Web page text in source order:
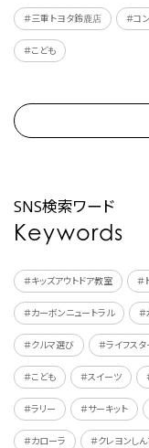
＃三重トヨタ鈴鹿店 ＃コ
＃こども
SNS検索ワード
Keywords
＃キッズアウトドア教室 ＃
＃カーボンニュートラル
＃クルマ選び ＃ライフスタ
＃こども ＃スイーツ
＃ラリー ＃サーキット
＃カローラ ＃クレヨンし